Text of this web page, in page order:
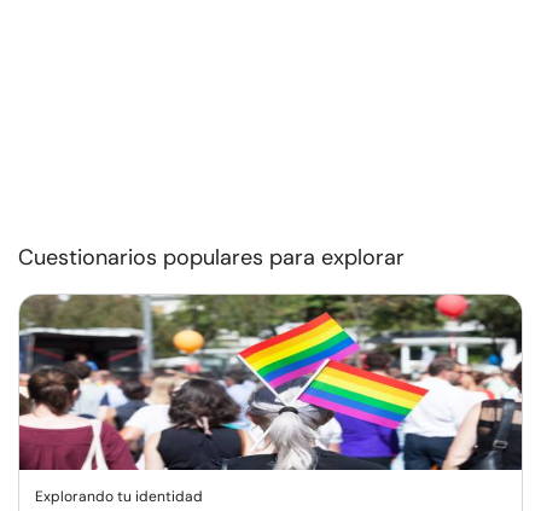
Cuestionarios populares para explorar
Explorando tu identidad